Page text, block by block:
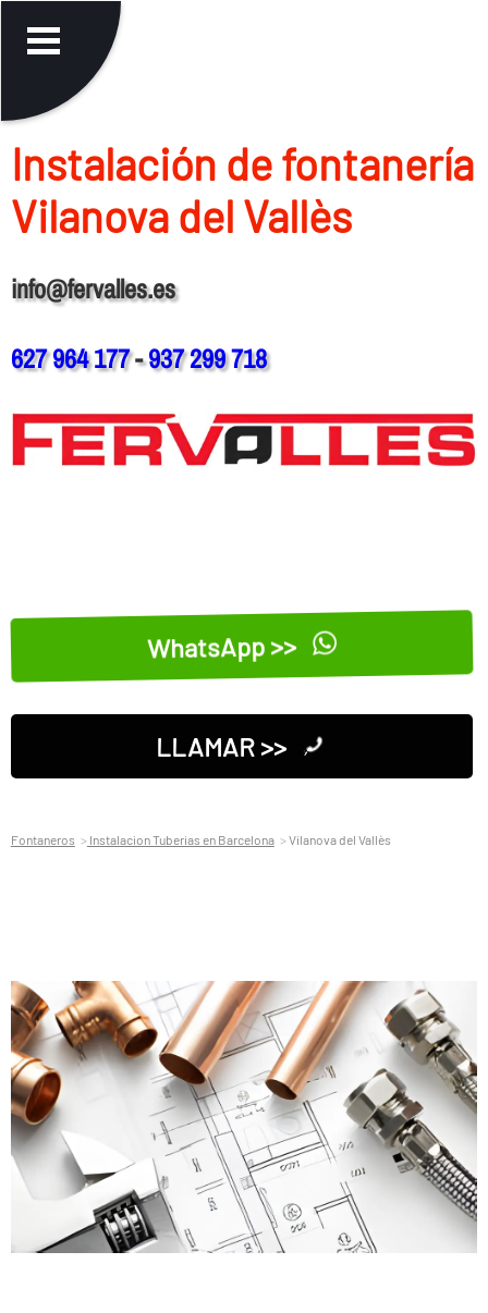
Instalación de fontanerí­a
Vilanova del Vallès
info@fervalles.es
627 964 177-937 299 718
WhatsApp >>
LLAMAR >>
Fontaneros Instalacion Tuberias en Barcelona Vilanova del Vallès